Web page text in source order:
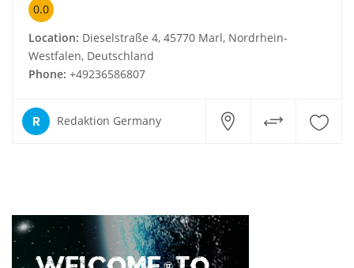
0.0
Location: Dieselstraße 4, 45770 Marl, Nordrhein-
Westfalen, Deutschland
Phone: +49236586807
R Redaktion Germany